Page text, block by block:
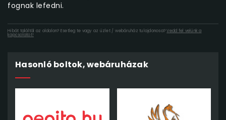
fognak lefedni.
Hibát találtál az oldalon? Esetleg te vagy az üzlet / webáruház tulajdonosa?Vedd fel velünk a
kapcsolatot!
Hasonló boltok, webáruházak